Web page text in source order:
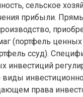
сельское
прибыли.
(портфель ценных
ссуд).
инвестиций
права